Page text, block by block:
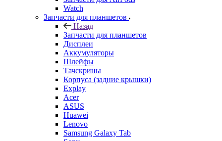
Запчасти для планшетов
Назад
Запчасти для планшетов
Дисплеи
Аккумуляторы
Шлейфы
Тачскрины
Корпуса (задние крышки)
Explay
Acer
ASUS
Huawei
Lenovo
Samsung Galaxy Tab
Sony
Xiaomi